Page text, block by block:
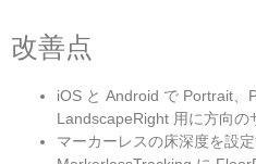
改善点
iOS と Android で Portrait、
LandscapeRight 用に方向の
マーカーレスの床深度を設定